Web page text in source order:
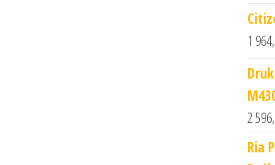
1
2
Ria